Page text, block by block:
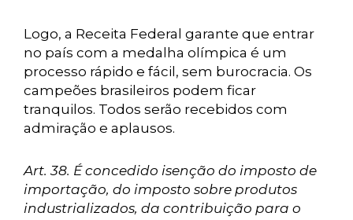
Logo, a Receita Federal garante que entrar
no país com a medalha olímpica é um
processo rápido e fácil, sem burocracia. Os
campeões brasileiros podem ficar
tranquilos. Todos serão recebidos com
admiração e aplausos.
Art. 38. É concedido isenção do imposto de
importação, do imposto sobre produtos
industrializados, da contribuição para o